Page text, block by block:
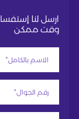
ارسل لنا
وقت ممكن